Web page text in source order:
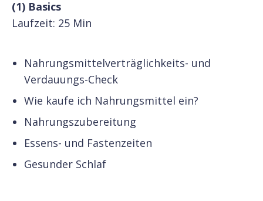
(1) Basics
Laufzeit: 25 Min
Nahrungsmittelverträglichkeits- und
Verdauungs-Check
Wie kaufe ich Nahrungsmittel ein?
Nahrungszubereitung
Essens- und Fastenzeiten
Gesunder Schlaf